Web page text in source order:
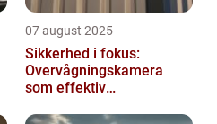
07 august 2025
Sikkerhed i fokus:
Overvågningskamera
som effektiv